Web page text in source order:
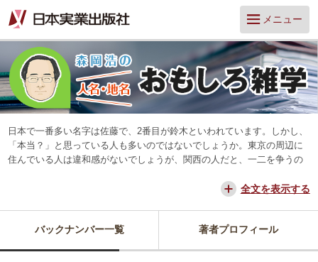
メニュー
日本で一番多い名字は佐藤で、2番目が鈴木といわれています。しかし、
「本当？」と思っている人も多いのではないでしょうか。東京の周辺に
住んでいる人は違和感がないでしょうが、関西の人だと、一二を争うの
交通が便利になって、東京からだと、離島や山中を除いてほとんどの所
思っています。
全文を表示する
バックナンバー一覧 著者プロフィール